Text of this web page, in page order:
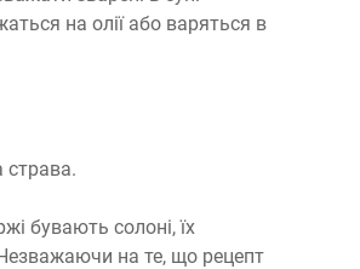
на олії або варяться в
страва.
бувають солоні, їх
на те, що рецепт